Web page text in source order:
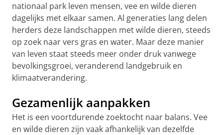
nationaal park leven mensen, vee en wilde dieren
dagelijks met elkaar samen. Al generaties lang delen
herders deze landschappen met wilde dieren, steeds
op zoek naar vers gras en water. Maar deze manier
van leven staat steeds meer onder druk vanwege
bevolkingsgroei, veranderend landgebruik en
klimaatverandering.
Gezamenlijk aanpakken
Het is een voortdurende zoektocht naar balans. Vee
en wilde dieren zijn vaak afhankelijk van dezelfde